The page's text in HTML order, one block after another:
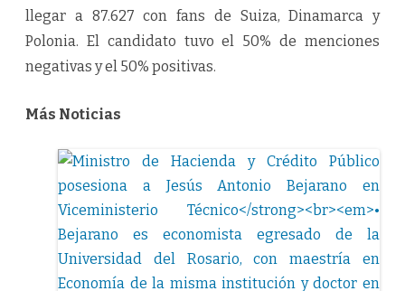
llegar a 87.627 con fans de Suiza, Dinamarca y
Polonia. El candidato tuvo el 50% de menciones
negativas y el 50% positivas.
Más Noticias